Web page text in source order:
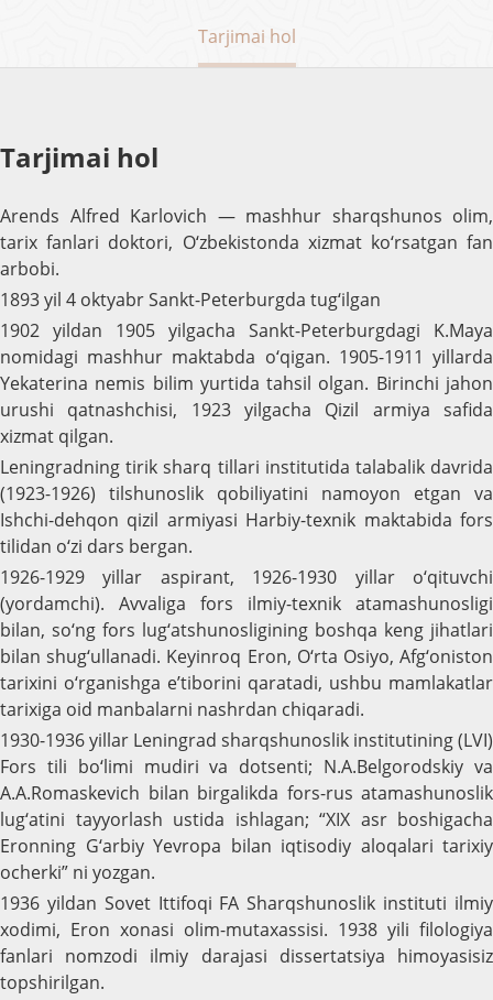
Tarjimai hol
Tarjimai hol
Arends Alfred Karlovich — mashhur sharqshunos olim,
tarix fanlari doktori, O‘zbekistonda xizmat ko‘rsatgan fan
arbobi.
1893 yil 4 oktyabr Sankt-Peterburgda tug‘ilgan
1902 yildan 1905 yilgacha Sankt-Peterburgdagi K.Maya
nomidagi mashhur maktabda o‘qigan. 1905-1911 yillarda
Yekaterina nemis bilim yurtida tahsil olgan. Birinchi jahon
urushi qatnashchisi, 1923 yilgacha Qizil armiya safida
xizmat qilgan.
Leningradning tirik sharq tillari institutida talabalik davrida
(1923-1926) tilshunoslik qobiliyatini namoyon etgan va
Ishchi-dehqon qizil armiyasi Harbiy-texnik maktabida fors
tilidan o‘zi dars bergan.
1926-1929 yillar aspirant, 1926-1930 yillar o‘qituvchi
(yordamchi). Avvaliga fors ilmiy-texnik atamashunosligi
bilan, so‘ng fors lug‘atshunosligining boshqa keng jihatlari
bilan shug‘ullanadi. Keyinroq Eron, O‘rta Osiyo, Afg‘oniston
tarixini o‘rganishga e’tiborini qaratadi, ushbu mamlakatlar
tarixiga oid manbalarni nashrdan chiqaradi.
1930-1936 yillar Leningrad sharqshunoslik institutining (LVI)
Fors tili bo‘limi mudiri va dotsenti; N.A.Belgorodskiy va
A.A.Romaskevich bilan birgalikda fors-rus atamashunoslik
lug‘atini tayyorlash ustida ishlagan; “XIX asr boshigacha
Eronning G‘arbiy Yevropa bilan iqtisodiy aloqalari tarixiy
ocherki” ni yozgan.
1936 yildan Sovet Ittifoqi FA Sharqshunoslik instituti ilmiy
xodimi, Eron xonasi olim-mutaxassisi. 1938 yili filologiya
fanlari nomzodi ilmiy darajasi dissertatsiya himoyasisiz
topshirilgan.